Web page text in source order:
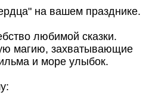
на вашем празднике.
любимой сказки.
магию, захватывающие
и море улыбок.